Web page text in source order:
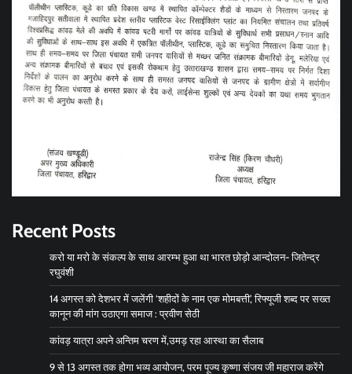
Recent Posts
करो या मरो के संकल्प के साथ आरम्भ हुआ था भारत छोड़ो आन्दोलन- जितेन्द्र
रघुवंशी
14 अगस्त को देशभर में जलेंगी ‘शहीदों के नाम एक मोमबत्ती’, रिफ्यूजी शब्द पर सख्त
कानून की मांग उठाएगा समाज : प्रवीण सेठी
कांवड़ यात्रा अपने अन्तिम चरण में,उमड़ रहा आस्था का सैलाब
9 से 13 अगस्त तक होगा भव्य आयोजन, परम पूज्य कृष्णा संजय जी महाराज करेंगे